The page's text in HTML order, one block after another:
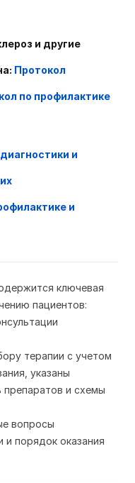
и другие
: Протокол
по профилактике
и
и
ключевая
пациентов:
терапии с учетом
указаны
и схемы
вопросы
и порядок оказания